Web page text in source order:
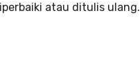
atau ditulis ulang.